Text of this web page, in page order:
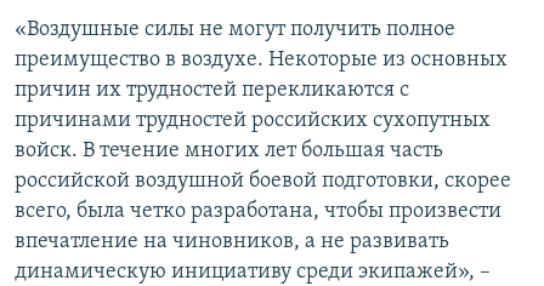
«Воздушные силы не могут получить полное
преимущество в воздухе. Некоторые из основных
причин их трудностей перекликаются с
причинами трудностей российских сухопутных
войск. В течение многих лет большая часть
российской воздушной боевой подготовки, скорее
всего, была четко разработана, чтобы произвести
впечатление на чиновников, а не развивать
динамическую инициативу среди экипажей», –